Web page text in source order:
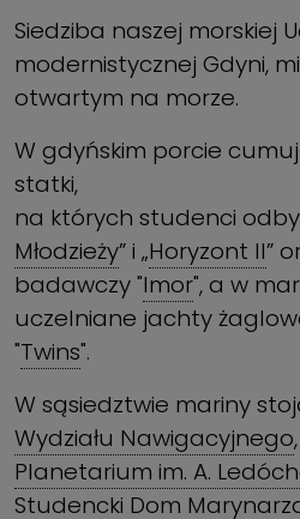
Siedziba naszej morskiej
modernistycznej Gdyni,
otwartym na morze.
W gdyńskim porcie
statki,
na których studenci
Młodzieży” i „Horyzont II”
badawczy "Imor", a w
uczelniane jachty
"Twins".
W sąsiedztwie mariny
Wydziału Nawigacyjnego
Planetarium im. A.
Studencki Dom